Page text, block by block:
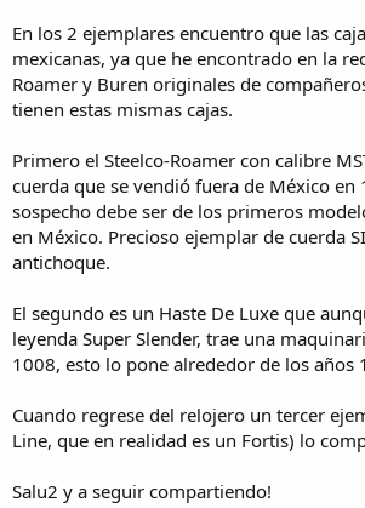
En los 2 ejemplares encuentro que las
mexicanas, ya que he encontrado en la
Roamer y Buren originales de
tienen estas mismas cajas.
Primero el Steelco-Roamer con calibre
cuerda que se vendió fuera de México
sospecho debe ser de los primeros
en México. Precioso ejemplar de cuerda
antichoque.
El segundo es un Haste De Luxe que
leyenda Super Slender, trae una
1008, esto lo pone alrededor de los años
Cuando regrese del relojero un tercer
Line, que en realidad es un Fortis) lo
Salu2 y a seguir compartiendo!